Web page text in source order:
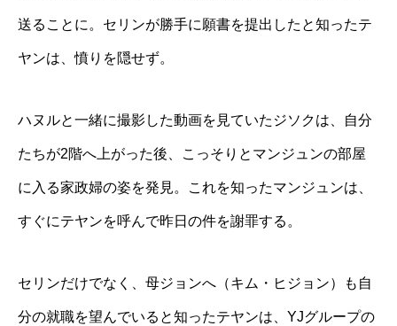
送ることに。セリンが勝手に願書を提出したと知ったテ
ヤンは、憤りを隠せず。
ハヌルと一緒に撮影した動画を見ていたジソクは、自分
たちが2階へ上がった後、こっそりとマンジュンの部屋
に入る家政婦の姿を発見。これを知ったマンジュンは、
すぐにテヤンを呼んで昨日の件を謝罪する。
セリンだけでなく、母ジョンへ（キム・ヒジョン）も自
分の就職を望んでいると知ったテヤンは、YJグループの